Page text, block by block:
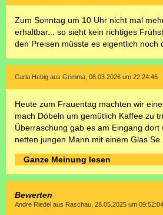
Zum Sonntag um 10 Uhr nicht mal
erhaltbar... so sieht kein richtiges
den Preisen müsste es eigentlich noch
Carla Hebig aus Grimma, 08.03.2026 um 22:24:46
Heute zum Frauentag machten wir
mach Döbeln um gemütlich Kaffee zu
Überraschung gab es am Eingang dort
netten jungen Mann mit einem Glas Se...
Ganze Meinung lesen
Bewerten
Andre Riedel aus Raschau, 28.05.2025 um 09:52:04